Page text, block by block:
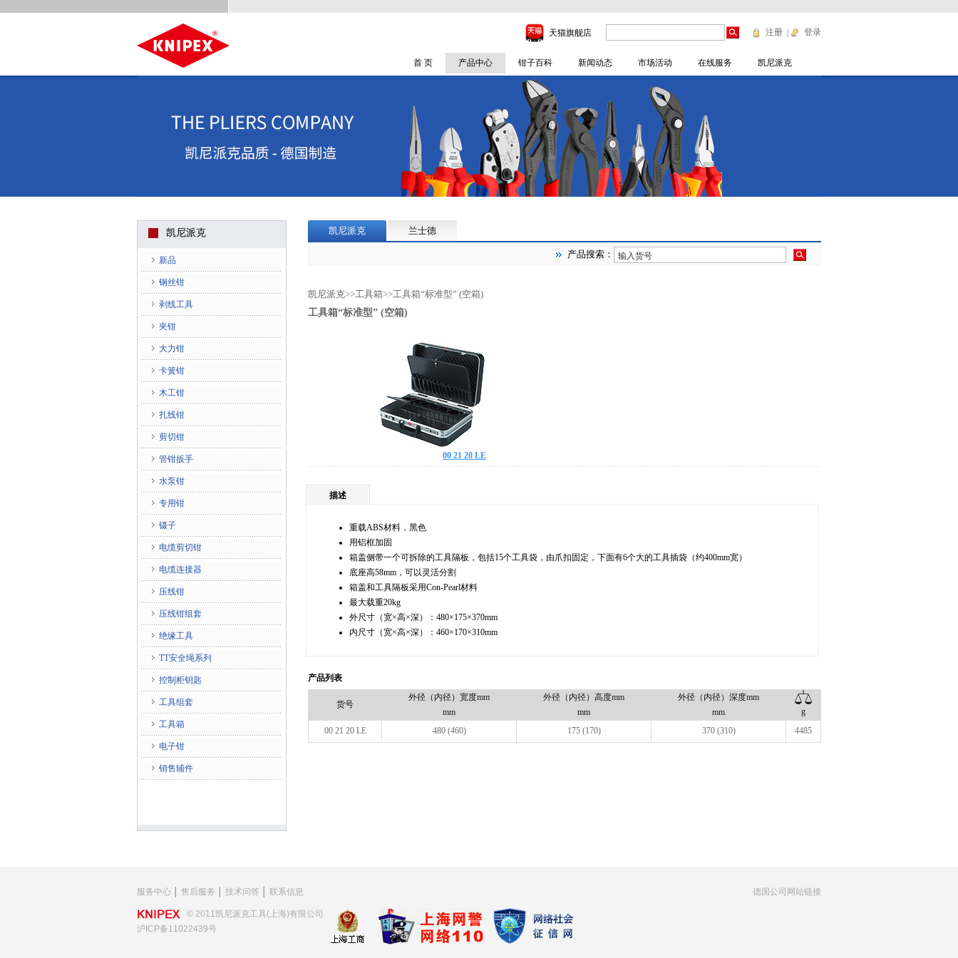
天猫旗舰店 注册 登录
首 页 产品中心 钳子百科 新闻动态 市场活动 在线服务 凯尼派克
凯尼派克
新品
钢丝钳
剥线工具
夹钳
大力钳
卡簧钳
木工钳
扎线钳
剪切钳
管钳扳手
水泵钳
专用钳
镊子
电缆剪切钳
电缆连接器
压线钳
压线钳组套
绝缘工具
TT安全绳系列
控制柜钥匙
工具组套
工具箱
电子钳
销售辅件
凯尼派克 兰士德
产品搜索：
凯尼派克>>工具箱>>工具箱“标准型” (空箱)
工具箱“标准型” (空箱)
00 21 20 LE
描述
重载ABS材料，黑色
用铝框加固
箱盖侧带一个可拆除的工具隔板，包括15个工具袋，由爪扣固定，下面有6个大的工具插袋（约400mm宽）
底座高58mm，可以灵活分割
箱盖和工具隔板采用Con-Pearl材料
最大载重20kg
外尺寸（宽×高×深）：480×175×370mm
内尺寸（宽×高×深）：460×170×310mm
产品列表
货号
外径（内径）宽度mm
mm
外径（内径）高度mm
mm
外径（内径）深度mm
mm
g
00 21 20 LE
480 (460) 175 (170) 370 (310) 4485
服务中心 售后服务 技术问答 联系信息 德国公司网站链接
© 2011凯尼派克工具(上海)有限公司
沪ICP备11022439号